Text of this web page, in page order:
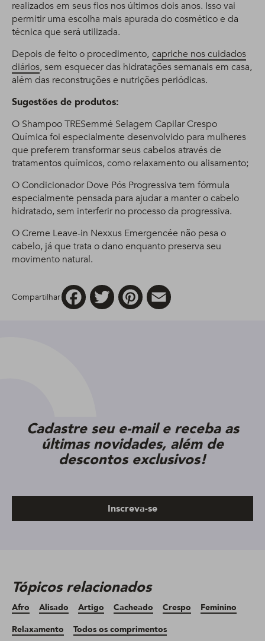
realizados em seus fios nos últimos dois anos. Isso vai
permitir uma escolha mais apurada do cosmético e da
técnica que será utilizada.
Depois de feito o procedimento, capriche nos cuidados
diários, sem esquecer das hidratações semanais em casa,
além das reconstruções e nutrições periódicas.
Sugestões de produtos:
O Shampoo TRESemmé Selagem Capilar Crespo
Química foi especialmente desenvolvido para mulheres
que preferem transformar seus cabelos através de
tratamentos químicos, como relaxamento ou alisamento;
O Condicionador Dove Pós Progressiva tem fórmula
especialmente pensada para ajudar a manter o cabelo
hidratado, sem interferir no processo da progressiva.
O Creme Leave-in Nexxus Emergencée não pesa o
cabelo, já que trata o dano enquanto preserva seu
movimento natural.
Compartilhar
FacebookTwitter Pinterest
Cadastre seu e-mail e receba as
últimas novidades, além de
descontos exclusivos!
Inscreva-se
Tópicos relacionados
Afro Alisado Artigo Cacheado Crespo
Feminino
Relaxamento
Todos os comprimentos